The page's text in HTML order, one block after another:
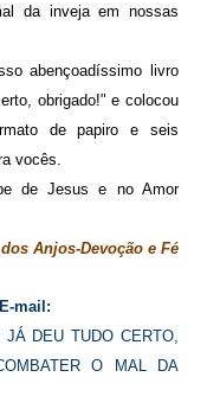
da inveja em nossas
abençoadíssimo livro
obrigado!"e colocou
de papiroe seis
vocês.
de Jesus e no Amor
Anjos-Devoção e Fé
mail:
DEU TUDO CERTO,
O MAL DA